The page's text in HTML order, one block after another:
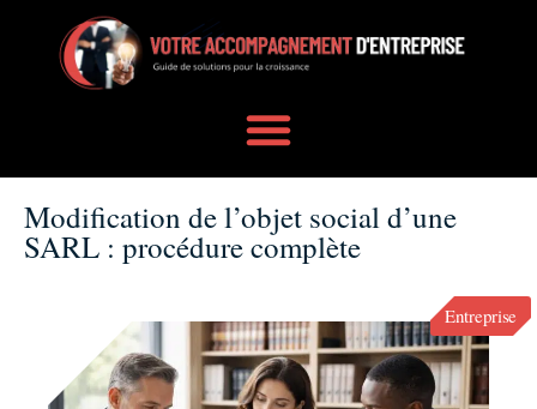
Modification de l’objet social d’une
SARL : procédure complète
Entreprise